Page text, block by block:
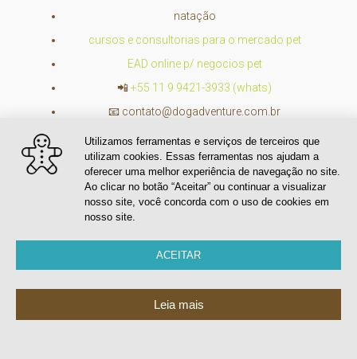
natação
cursos e consultorias para o mercado pet
EAD online p/ negocios pet
📲+55 11 9 9421-3933 (whats)
📧 contato@dogadventure.com.br
Utilizamos ferramentas e serviços de terceiros que
utilizam cookies. Essas ferramentas nos ajudam a
oferecer uma melhor experiência de navegação no site.
Ao clicar no botão “Aceitar” ou continuar a visualizar
nosso site, você concorda com o uso de cookies em
nosso site.
ACEITAR
Leia mais